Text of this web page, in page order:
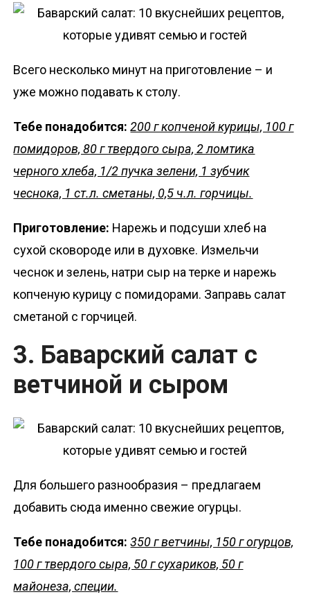
Всего несколько минут на приготовление – и
уже можно подавать к столу.
Тебе понадобится:200 г копченой курицы, 100 г
помидоров, 80 г твердого сыра, 2 ломтика
черного хлеба, 1/2 пучка зелени, 1 зубчик
чеснока, 1 ст.л. сметаны, 0,5 ч.л. горчицы.
Приготовление: Нарежь и подсуши хлеб на
сухой сковороде или в духовке. Измельчи
чеснок и зелень, натри сыр на терке и нарежь
копченую курицу с помидорами. Заправь салат
сметаной с горчицей.
3. Баварский салат с
ветчиной и сыром
Для большего разнообразия – предлагаем
добавить сюда именно свежие огурцы.
Тебе понадобится:350 г ветчины, 150 г огурцов,
100 г твердого сыра, 50 г сухариков, 50 г
майонеза, специи.